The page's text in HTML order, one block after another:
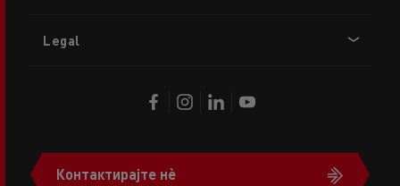
Legal
Контактирајте нè